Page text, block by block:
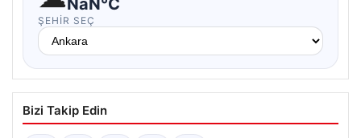
ŞEHIR SEÇ
Bizi Takip Edin